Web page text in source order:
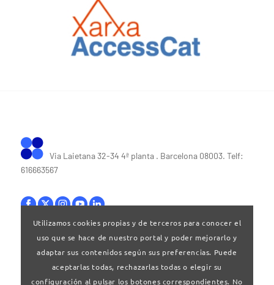
Via Laietana 32-34 4ª planta . Barcelona 08003. Telf:
616663567
Bases legales|Política de privacitat
Utilizamos cookies propias y de terceros para conocer el
uso que se hace de nuestro portal y poder mejorarlo y
adaptar sus contenidos según sus preferencias. Puede
aceptarlas todas, rechazarlas todas o elegir su
configuración al pulsar los botones correspondientes. No